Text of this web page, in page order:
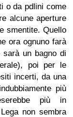
o da pdlini come
alcune aperture
smentite. Quello
ora ognuno farà
un bagno di
poi per le
incerti, da una
più
più in
non sembra